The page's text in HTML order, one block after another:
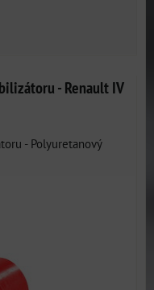
- Renault IV
- Polyuretanový